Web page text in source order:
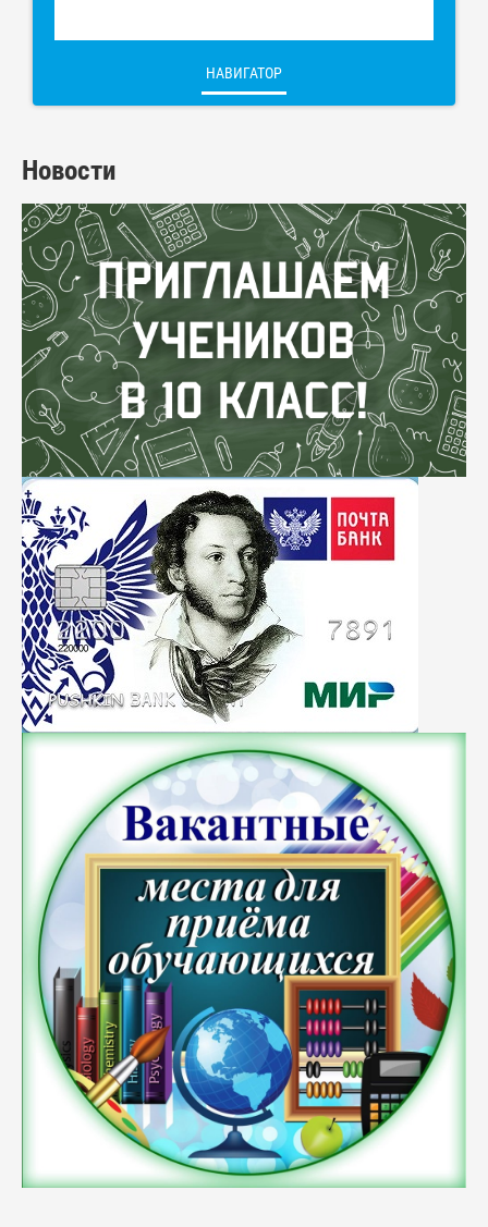
НАВИГАТОР
Новости